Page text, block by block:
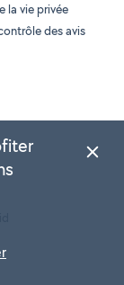
la vie privée
des avis